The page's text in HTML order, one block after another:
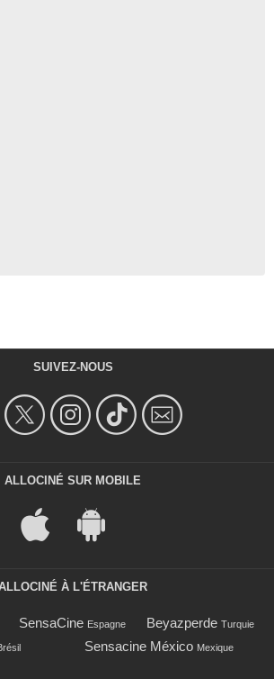
SUIVEZ-NOUS
ALLOCINÉ SUR MOBILE
À L'ÉTRANGER
SensaCine Espagne Beyazperde Turquie
Sensacine México Mexique